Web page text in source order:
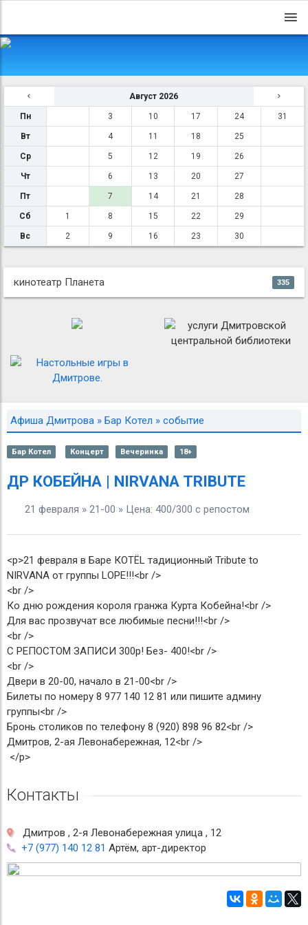
Август 2026
Пн 3 10 17 24 31
Вт 4 11 18 25
Ср 5 12 19 26
Чт 6 13 20 27
Пт 7 14 21 28
Сб 1 8 15 22 29
Вс 2 9 16 23 30
кинотеатр Планета 335
Афиша Дмитрова » Бар Котел » событие
Бар Котел Концерт Вечеринка 18+
ДР КОБЕЙНА | NIRVANA TRIBUTE
21 февраля » 21-00 » Цена: 400/300 с репостом
<p>21 февраля в Баре КОТЁL тадиционный Tribute to
NIRVANA от группы LOPE!!!<br />
<br />
Ко дню рождения короля гранжа Курта Кобейна!<br />
Для вас прозвучат все любимые песни!!!<br />
<br />
С РЕПОСТОМ ЗАПИСИ 300р! Без- 400!<br />
<br />
Двери в 20-00, начало в 21-00<br />
Билеты по номеру 8 977 140 12 81 или пишите админу
группы<br />
Бронь столиков по телефону 8 (920) 898 96 82<br />
Дмитров, 2-ая Левонабережная, 12<br />
</p>
Контакты
Дмитров , 2-я Левонабережная улица , 12
+7 (977) 140 12 81 Артём, арт-директор